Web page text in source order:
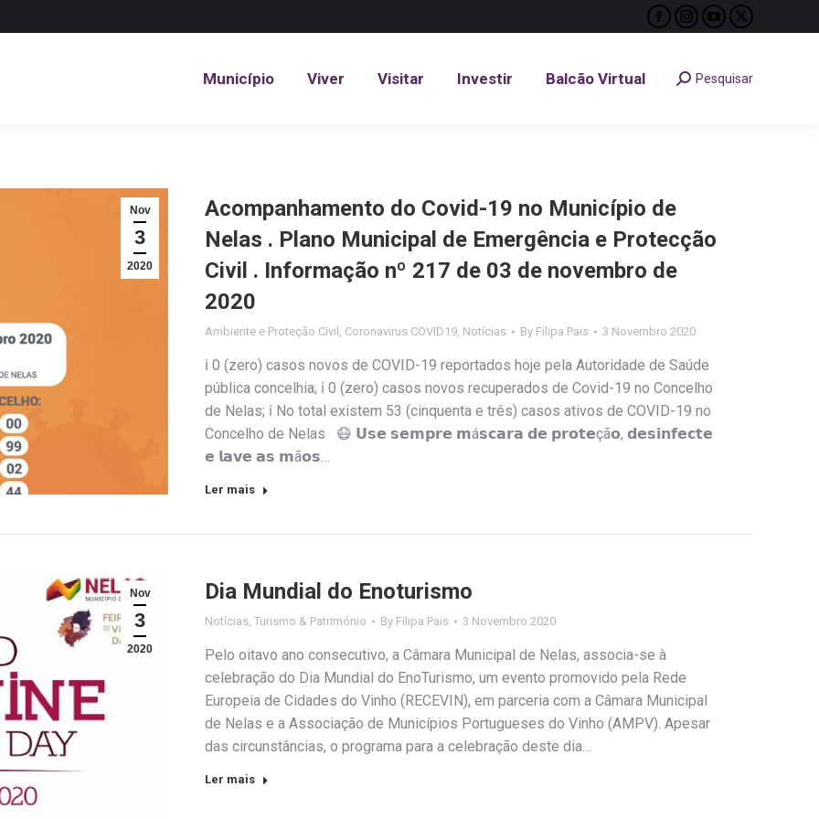
Facebook
opens
Instagram
opens
YouTube
opens
X
opens
Município Viver Visitar Investir Balcão Virtual Search:Pesquisar
Nov
3
2020
Acompanhamento do Covid-19 no Município de
Nelas . Plano Municipal de Emergência e Protecção
Civil . Informação nº 217 de 03 de novembro de
2020
Ambiente e Proteção Civil , Coronavirus COVID19, Notícias By Filipa Pais 3 Novembro 2020
ℹ️ 0 (zero) casos novos de COVID-19 reportados hoje pela Autoridade de Saúde
pública concelhia; ℹ️ 0 (zero) casos novos recuperados de Covid-19 no Concelho
de Nelas; ℹ️ No total existem 53 (cinquenta e três) casos ativos de COVID-19 no
Concelho de Nelas 😷 𝗨𝘀𝗲 𝘀𝗲𝗺𝗽𝗿𝗲 𝗺á𝘀𝗰𝗮𝗿𝗮 𝗱𝗲 𝗽𝗿𝗼𝘁𝗲çã𝗼, 𝗱𝗲𝘀𝗶𝗻𝗳𝗲𝗰𝘁𝗲
𝗲 𝗹𝗮𝘃𝗲 𝗮𝘀 𝗺ã𝗼𝘀…
Ler mais
Nov
3
2020
Dia Mundial do Enoturismo
Notícias, Turismo & Património By Filipa Pais 3 Novembro 2020
Pelo oitavo ano consecutivo, a Câmara Municipal de Nelas, associa-se à
celebração do Dia Mundial do EnoTurismo, um evento promovido pela Rede
Europeia de Cidades do Vinho (RECEVIN), em parceria com a Câmara Municipal
de Nelas e a Associação de Municípios Portugueses do Vinho (AMPV). Apesar
das circunstâncias, o programa para a celebração deste dia…
Ler mais
Município Viver Visitar Investir Balcão Virtual Search:
Pesquisar